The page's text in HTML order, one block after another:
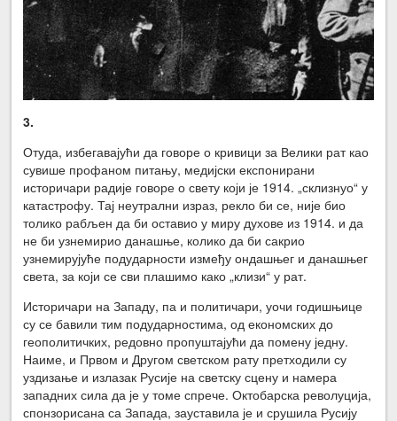
3.
Отуда, избегавајући да говоре о кривици за Велики рат као
сувише профаном питању, медијски експонирани
историчари радије говоре о свету који је 1914. „склизнуо“ у
катастрофу. Тај неутрални израз, рекло би се, није био
толико рабљен да би оставио у миру духове из 1914. и да
не би узнемирио данашње, колико да би сакрио
узнемирујуће подударности између ондашњег и данашњег
света, за који се сви плашимо како „клизи“ у рат.
Историчари на Западу, па и политичари, уочи годишњице
су се бавили тим подударностима, од економских до
геополитичких, редовно пропуштајући да помену једну.
Наиме, и Првом и Другом светском рату претходили су
уздизање и излазак Русије на светску сцену и намера
западних сила да је у томе спрече. Октобарска револуција,
спонзорисана са Запада, зауставила је и срушила Русију